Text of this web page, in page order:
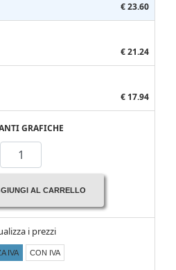
€ 23.60
€ 21.24
€ 17.94
GRAFICHE
AL CARRELLO
i prezzi
IVA CON IVA